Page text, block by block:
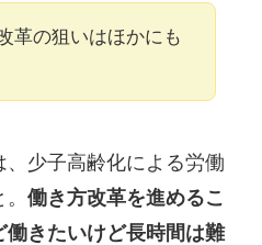
革の狙いはほかにも
少子高齢化による労働
働き方改革を進めるこ
働きたいけど長時間は難